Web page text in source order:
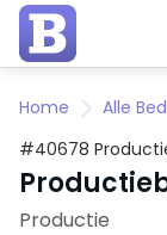
Home
Alle
#40678
Productie